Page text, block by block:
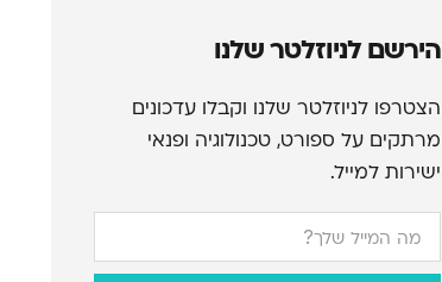
הירשם לניוזלטר שלנו
הצטרפו לניוזלטר שלנו וקבלו עדכונים
מרתקים על ספורט, טכנולוגיה ופנאי
ישירות למייל.